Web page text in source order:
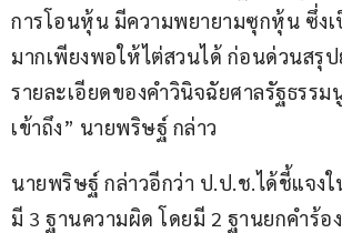
การโอนหุ้น มีความพยายามซุกหุ้น ซึ่งเ
มากเพียงพอให้ไต่สวนได้ ก่อนด่วนสรุ
รายละเอียดของคำวินิจฉัยศาลรัฐธรร
เข้าถึง” นายพริษฐ์ กล่าว
นายพริษฐ์ กล่าวอีกว่า ป.ป.ช.ได้ชี้แจง
มี 3 ฐานความผิด โดยมี 2 ฐานยกคำร้